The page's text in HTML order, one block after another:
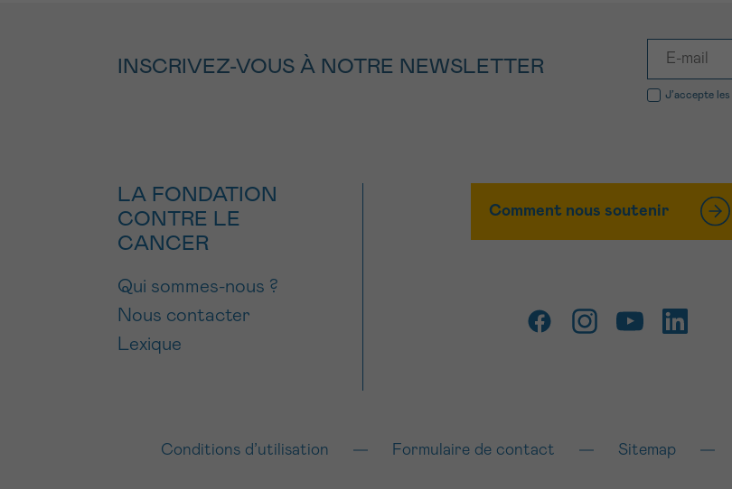
INSCRIVEZ-VOUS À NOTRE NEWSLETTER
J’accepte les
LA FONDATION
CONTRE LE
CANCER
Qui sommes-nous ?
Nous contacter
Lexique
Comment nous soutenir
Conditions d’utilisation Formulaire de contact Sitemap